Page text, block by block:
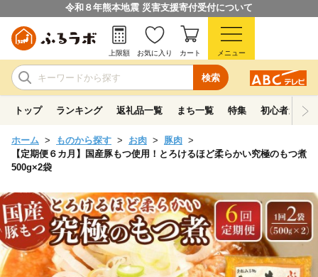
令和８年熊本地震 災害支援寄付受付について
検索
上限額 お気に入り カート メニュー
トップ ランキング 返礼品一覧 まち一覧 特集 初心者ガイド
ホーム ものから探す お肉
豚肉
【定期便６カ月】国産豚もつ使用！とろけるほど柔らかい究極のもつ煮
500g×2袋